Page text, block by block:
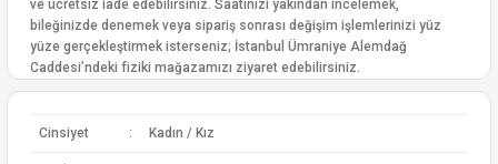
ve ücretsiz iade edebilirsiniz. Saatinizi yakından incelemek,
bileğinizde denemek veya sipariş sonrası değişim işlemlerinizi yüz
yüze gerçekleştirmek isterseniz; İstanbul Ümraniye Alemdağ
Caddesi’ndeki fiziki mağazamızı ziyaret edebilirsiniz.
Cinsiyet : Kadın / Kız